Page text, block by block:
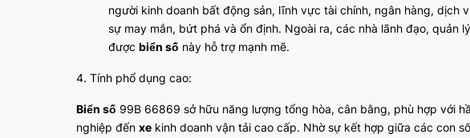
người kinh doanh bất động sản, lĩnh vực tài chính, ngân hàng, dịch
sự may mắn, bứt phá và ổn định. Ngoài ra, các nhà lãnh đạo, quản
được biển số này hỗ trợ mạnh mẽ.
4. Tính phổ dụng cao:
Biển số 99B 66869 sở hữu năng lượng tổng hòa, cân bằng, phù hợp với
nghiệp đến xe kinh doanh vận tải cao cấp. Nhờ sự kết hợp giữa các con